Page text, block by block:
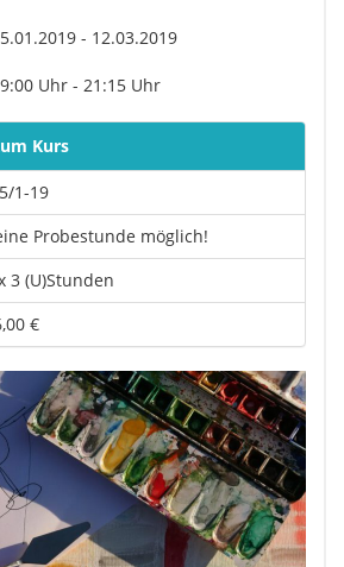
- 12.03.2019
Uhr - 21:15 Uhr
Kurs
1-19
Probestunde möglich!
3 (U)Stunden
€